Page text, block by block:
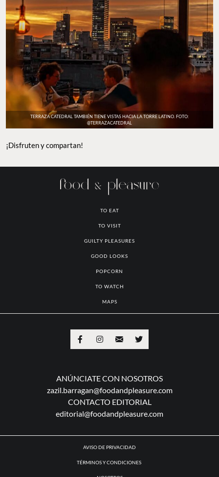
¡Disfruten y compartan!
TO EAT
TO VISIT
GUILTY PLEASURES
GOOD LOOKS
MAPS
zazil.barragan@foodandpleasure.com
CONTACTO EDITORIAL
editorial@foodandpleasure.com